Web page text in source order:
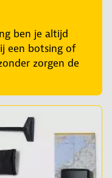
ben je altijd
een botsing of
zorgen de